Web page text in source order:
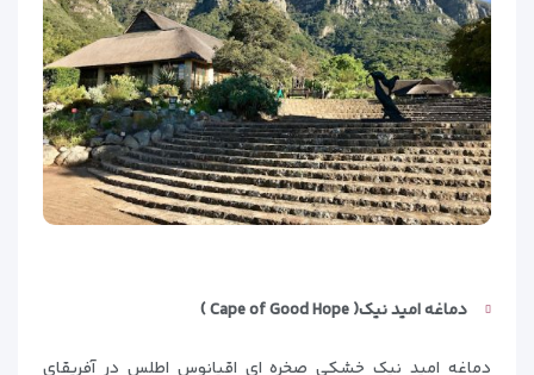
دماغه امید نیک(Cape of Good Hope )
دماغه امید نیک خشکی صخره ای اقیانوس اطلس در آفریقای